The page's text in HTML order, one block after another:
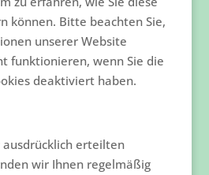
können. Bitte beachten Sie,
unserer Website
funktionieren, wenn Sie die
deaktiviert haben.
erteilten
wir Ihnen regelmäßig